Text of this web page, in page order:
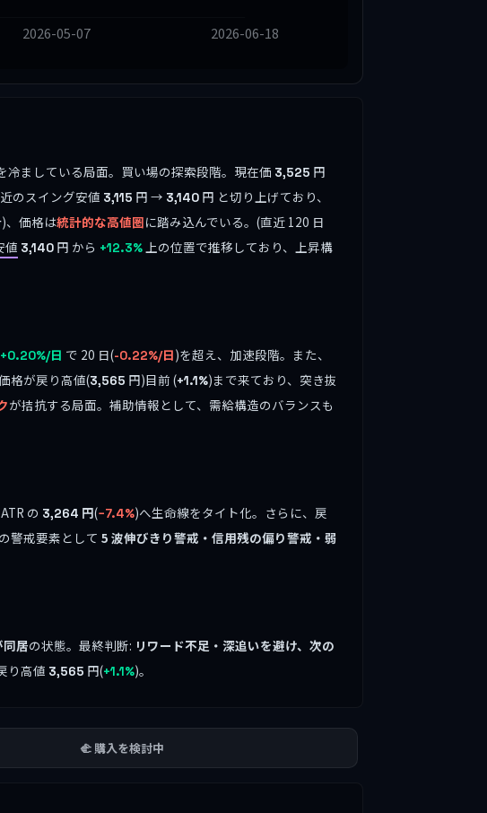
2026-05-07 2026-06-18
冷ましている局面。買い場の探索段階。現在価 3,525 円
のスイング安値 3,115 円 → 3,140 円 と切り上げており、
)、価格は統計的な高値圏に踏み込んでいる。(直近 120 日
値 3,140 円 から +12.3%上の位置で推移しており、上昇構
+0.20%/日 で 20 日(-0.22%/日)を超え、加速段階。また、
格が戻り高値(3,565 円)目前 (+1.1%)まで来ており、突き抜
が拮抗する局面。補助情報として、需給構造のバランスも
の 3,264 円(−7.4%)へ生命線をタイト化。さらに、戻
警戒要素として 5 波伸びきり警戒・信用残の偏り警戒・弱
居の状態。最終判断: リワード不足・深追いを避け、次の
り高値 3,565 円(+1.1%)。
🫲 購入を検討中